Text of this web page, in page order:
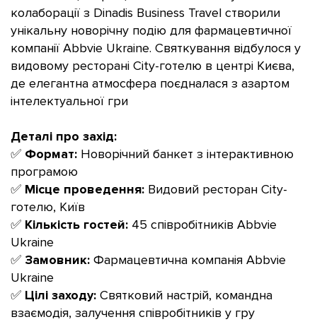
колаборації з Dinadis Business Travel створили
унікальну новорічну подію для фармацевтичної
компанії Abbvie Ukraine. Святкування відбулося у
видовому ресторані City-готелю в центрі Києва,
де елегантна атмосфера поєдналася з азартом
інтелектуальної гри
Деталі про захід:
✅ Формат: Новорічний банкет з інтерактивною
програмою
✅ Місце проведення: Видовий ресторан City-
готелю, Київ
✅ Кількість гостей: 45 співробітників Abbvie
Ukraine
✅ Замовник: Фармацевтична компанія Abbvie
Ukraine
✅ Цілі заходу: Святковий настрій, командна
взаємодія, залучення співробітників у гру